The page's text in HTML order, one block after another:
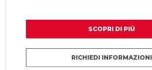
SCOPRI DI PIÙ
RICHIEDI INFORMAZIONI